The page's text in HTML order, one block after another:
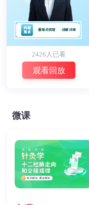
2426人已看
观看回放
微课